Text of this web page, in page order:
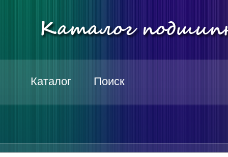
Каталог Поиск